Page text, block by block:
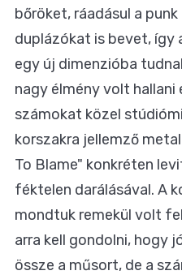
bőröket, ráadásul a
duplázókat is bevet, így
egy új dimenzióba
nagy élmény volt hallani
számokat közel
korszakra jellemző
To Blame" konkréten
féktelen darálásával. A
mondtuk remekül volt
arra kell gondolni, hogy
össze a műsort, de a